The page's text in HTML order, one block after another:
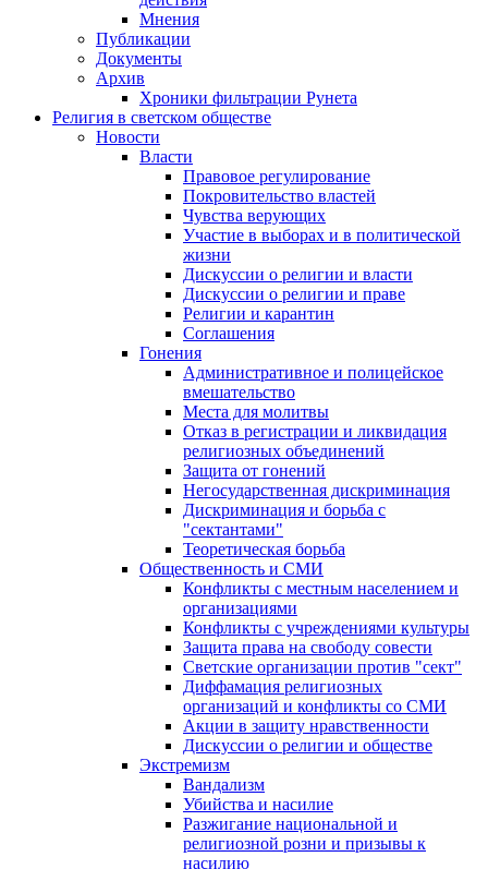
Мнения
Публикации
Документы
Архив
Хроники фильтрации Рунета
Религия в светском обществе
Новости
Власти
Правовое регулирование
Покровительство властей
Чувства верующих
Участие в выборах и в политической
жизни
Дискуссии о религии и власти
Дискуссии о религии и праве
Религии и карантин
Соглашения
Гонения
Административное и полицейское
вмешательство
Места для молитвы
Отказ в регистрации и ликвидация
религиозных объединений
Защита от гонений
Негосударственная дискриминация
Дискриминация и борьба с
"сектантами"
Теоретическая борьба
Общественность и СМИ
Конфликты с местным населением и
организациями
Конфликты с учреждениями культуры
Защита права на свободу совести
Светские организации против "сект"
Диффамация религиозных
организаций и конфликты со СМИ
Акции в защиту нравственности
Дискуссии о религии и обществе
Экстремизм
Вандализм
Убийства и насилие
Разжигание национальной и
религиозной розни и призывы к
насилию